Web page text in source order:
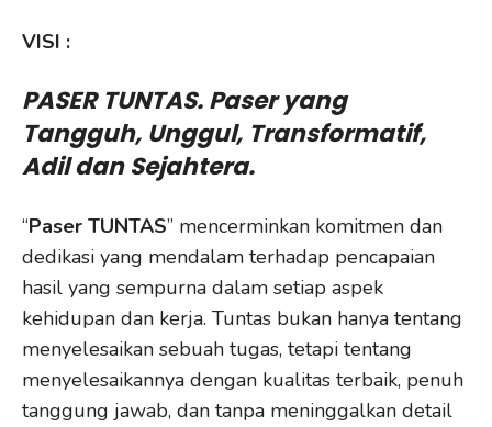
VISI :
PASER TUNTAS. Paser yang
Tangguh, Unggul, Transformatif,
Adil dan Sejahtera.
“Paser TUNTAS” mencerminkan komitmen dan
dedikasi yang mendalam terhadap pencapaian
hasil yang sempurna dalam setiap aspek
kehidupan dan kerja. Tuntas bukan hanya tentang
menyelesaikan sebuah tugas, tetapi tentang
menyelesaikannya dengan kualitas terbaik, penuh
tanggung jawab, dan tanpa meninggalkan detail